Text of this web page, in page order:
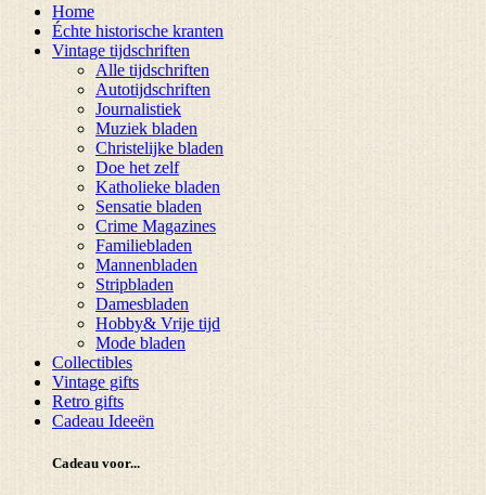
Home
Échte historische kranten
Vintage tijdschriften
Alle tijdschriften
Autotijdschriften
Journalistiek
Muziek bladen
Christelijke bladen
Doe het zelf
Katholieke bladen
Sensatie bladen
Crime Magazines
Familiebladen
Mannenbladen
Stripbladen
Damesbladen
Hobby& Vrije tijd
Mode bladen
Collectibles
Vintage gifts
Retro gifts
Cadeau Ideeën
Cadeau voor...